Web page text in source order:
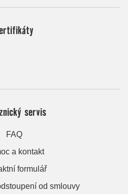
servis
FAQ
a kontakt
formulář
od smlouvy